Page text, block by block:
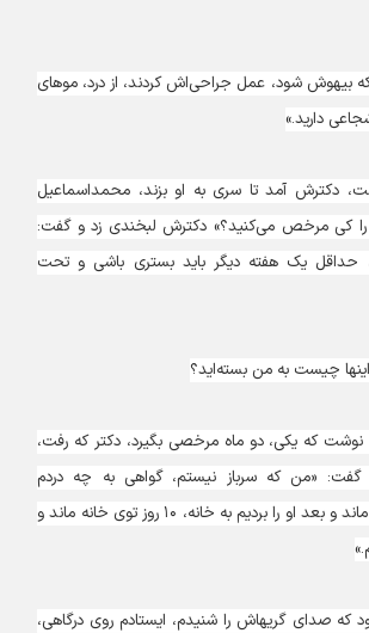
بیهوش شود، عمل جراحی‌اش کردند، از درد، موهای
دارید.»
دکترش آمد تا سری به او بزند، محمداسماعیل
را کی مرخص می‌کنید؟» دکترش لبخندی زد و گفت:
حداقل یک هفته دیگر باید بستری باشی و تحت
که یکی، دو ماه مرخصی بگیرد، دکتر که رفت،
گفت: «من که سرباز نیستم، گواهی به چه دردم
می‌خورد؟» چند روزی ماند و بعد او را بردیم به خانه، ۱۰ روز توی خانه ماند و
آفتاب هنوز سر نزده بود که صدای گریه‎اش را شنیدم، ایستادم روی درگاهی،